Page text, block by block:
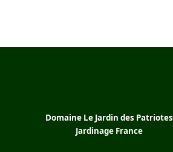
Domaine Le Jardin des Patriotes
Jardinage France